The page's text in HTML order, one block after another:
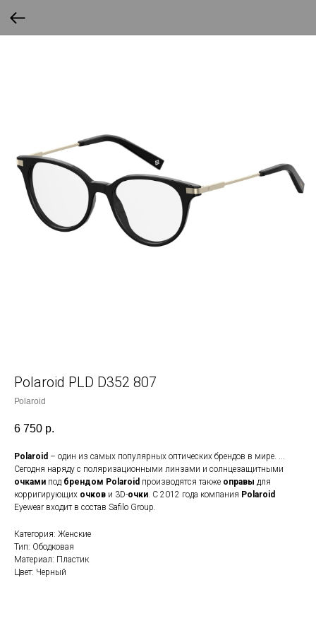
Роlаrоid PLD D352 807
Роlаrоid
6 750 р.
Polaroid – один из самых популярных оптических брендов в мире. ...
Сегодня наряду с поляризационными линзами и солнцезащитными
очками под брендом Polaroid производятся также оправы для
корригирующих очков и 3D-очки. С 2012 года компания Polaroid
Eyewear входит в состав Safilo Group.
Категория: Женские
Тип: Ободковая
Материал: Пластик
Цвет: Черный